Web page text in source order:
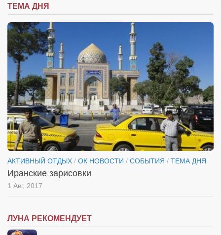
ТЕМА ДНЯ
АКТИВНЫЙ ОТДЫХ / ОК НОВОСТИ / СОБЫТИЯ / ТЕМА ДНЯ
Иранские зарисовки
1 Авг, 2017
ЛУНА РЕКОМЕНДУЕТ